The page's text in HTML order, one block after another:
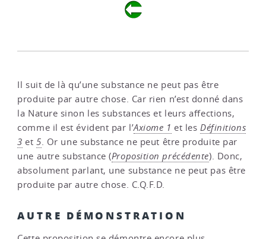
Il suit de là qu’une substance ne peut pas être
produite par autre chose. Car rien n’est donné dans
la Nature sinon les substances et leurs affections,
comme il est évident par l’Axiome 1 et les Définitions
3 et5. Or une substance ne peut être produite par
une autre substance (Proposition précédente). Donc,
absolument parlant, une substance ne peut pas être
produite par autre chose. C.Q.F.D.
AUTRE DÉMONSTRATION